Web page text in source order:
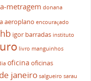
metragem donana
aeroplano encouraçado
igor barradas instituto
livro manguinhos
oficina oficinas
janeiro salgueiro sarau